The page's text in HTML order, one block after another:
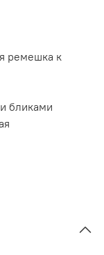
ремешка к
бликами